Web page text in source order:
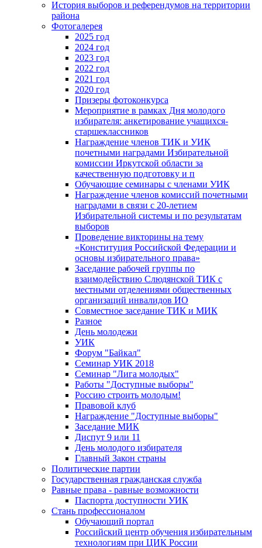
История выборов и референдумов на территории
района
Фотогалерея
2025 год
2024 год
2023 год
2022 год
2021 год
2020 год
Призеры фотоконкурса
Мероприятие в рамках Дня молодого
избирателя: анкетирование учащихся-
старшеклассников
Награждение членов ТИК и УИК
почетными наградами Избирательной
комиссии Иркутской области за
качественную подготовку и п
Обучающие семинары с членами УИК
Награждение членов комиссий почетными
наградами в связи с 20-летием
Избирательной системы и по результатам
выборов
Проведение викторины на тему
«Конституция Российской Федерации и
основы избирательного права»
Заседание рабочей группы по
взаимодействию Слюдянской ТИК с
местными отделениями общественных
организаций инвалидов ИО
Совместное заседание ТИК и МИК
Разное
День молодежи
УИК
Форум "Байкал"
Семинар УИК 2018
Семинар "Лига молодых"
Работы "Доступные выборы"
Россию строить молодым!
Правовой клуб
Награждение "Доступные выборы"
Заседание МИК
Диспут 9 или 11
День молодого избирателя
Главный Закон страны
Политические партии
Государственная гражданская служба
Равные права - равные возможности
Паспорта доступности УИК
Стань профессионалом
Обучающий портал
Российский центр обучения избирательным
технологиям при ЦИК России